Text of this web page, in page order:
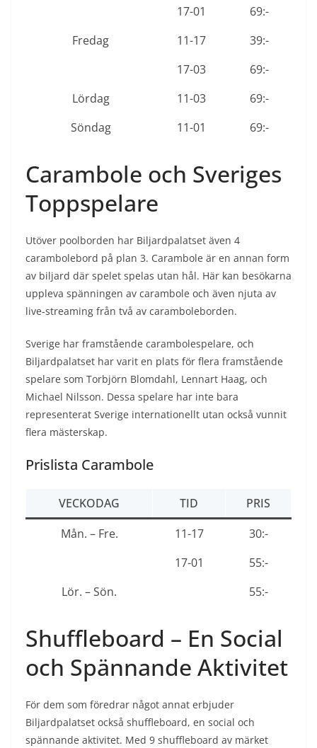
17-01
69:-
Fredag
11-17
39:-
17-03
69:-
Lördag
11-03
69:-
Söndag
11-01 69:-
Carambole och Sveriges
Toppspelare
Utöver poolborden har Biljardpalatset även 4
carambolebord på plan 3. Carambole är en annan form
av biljard där spelet spelas utan hål. Här kan besökarna
uppleva spänningen av carambole och även njuta av
live-streaming från två av caramboleborden.
Sverige har framstående carambolespelare, och
Biljardpalatset har varit en plats för flera framstående
spelare som Torbjörn Blomdahl, Lennart Haag, och
Michael Nilsson. Dessa spelare har inte bara
representerat Sverige internationellt utan också vunnit
flera mästerskap.
Prislista Carambole
VECKODAG TID
PRIS
Mån. – Fre.
11-17
30:-
17-01
55:-
Lör. – Sön.
55:-
Shuffleboard – En Social
och Spännande Aktivitet
För dem som föredrar något annat erbjuder
Biljardpalatset också shuffleboard, en social och
spännande aktivitet. Med 9 shuffleboard av märket